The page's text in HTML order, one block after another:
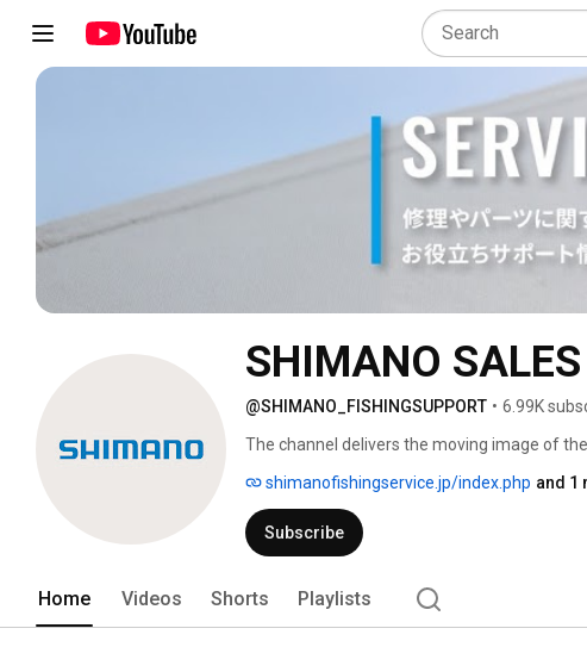
SHIMANO SALES
@SHIMANO_FISHINGSUPPORT • 6.99K
The channel delivers the moving image of
shimanofishingservice.jp/index.php and 1
Subscribe
Home Videos Shorts Playlists